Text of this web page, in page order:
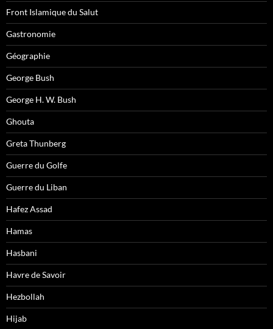
Front Islamique du Salut
Gastronomie
Géographie
George Bush
George H. W. Bush
Ghouta
Greta Thunberg
Guerre du Golfe
Guerre du Liban
Hafez Assad
Hamas
Hasbani
Havre de Savoir
Hezbollah
Hijab